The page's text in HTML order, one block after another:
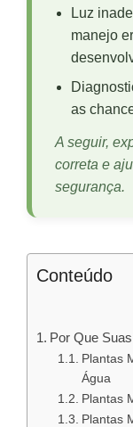
Luz
manejo
as
A seguir,
correta e
segurança.
Conteúdo
Por Que
Plantas
Água
Plantas
Plantas